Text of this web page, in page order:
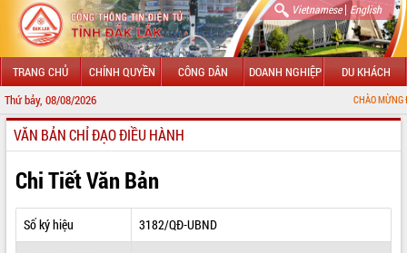
Vietnamese| English
TRANG CHỦ CHÍNH QUYỀN CÔNG DÂN DOANH NGHIỆP DU KHÁCH
Thứ bảy, 08/08/2026 CHÀO MỪNG ĐẾN VỚI
GIỚI THIỆU
LÃNH ĐẠO UBND TỈNH
TIN TỨC SỰ KIỆN
SỞ, BAN, NGÀNH
VĂN BẢN CHỈ ĐẠO ĐIỀU HÀNH
Chi Tiết Văn Bản
Số ký hiệu
3182/QĐ-UBND